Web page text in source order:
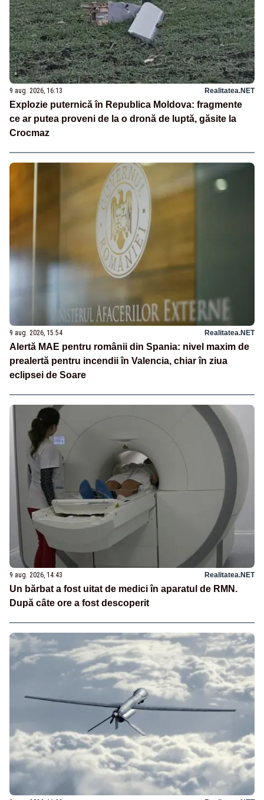
9 aug. 2026, 16:13 Realitatea.NET
Explozie puternică în Republica Moldova: fragmente
ce ar putea proveni de la o dronă de luptă, găsite la
Crocmaz
9 aug. 2026, 15:54 Realitatea.NET
Alertă MAE pentru românii din Spania: nivel maxim de
prealertă pentru incendii în Valencia, chiar în ziua
eclipsei de Soare
9 aug. 2026, 14:43 Realitatea.NET
Un bărbat a fost uitat de medici în aparatul de RMN.
După câte ore a fost descoperit